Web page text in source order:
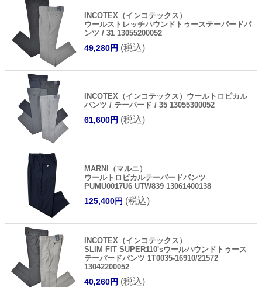
INCOTEX（インコテックス）
ウールストレッチハウンドトゥーステーパードパ
ンツ / 31 13055200052
49,280円 (税込)
INCOTEX（インコテックス）ウールトロピカル
パンツ / テーパード / 35 13055300052
61,600円 (税込)
MARNI（マルニ）
ウールトロピカルテーパードパンツ
PUMU0017U6 UTW839 13061400138
125,400円 (税込)
INCOTEX（インコテックス）
SLIM FIT SUPER110'sウールハウンドトゥース
テーパードパンツ 1T0035-16910/21572
13042200052
40,260円 (税込)